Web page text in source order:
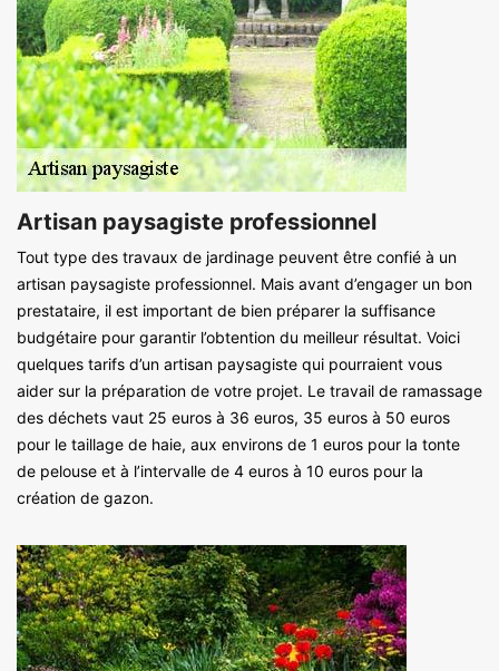
Artisan paysagiste professionnel
Tout type des travaux de jardinage peuvent être confié à un
artisan paysagiste professionnel. Mais avant d’engager un bon
prestataire, il est important de bien préparer la suffisance
budgétaire pour garantir l’obtention du meilleur résultat. Voici
quelques tarifs d’un artisan paysagiste qui pourraient vous
aider sur la préparation de votre projet. Le travail de ramassage
des déchets vaut 25 euros à 36 euros, 35 euros à 50 euros
pour le taillage de haie, aux environs de 1 euros pour la tonte
de pelouse et à l’intervalle de 4 euros à 10 euros pour la
création de gazon.